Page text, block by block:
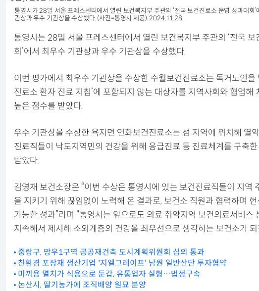
통영시가 28일 서울 프레스센터에서 열린 보건복지부 주관의 ‘전국 보건진료소 운영 성과대회’
관상과 우수 기관상을 수상했다. (사진=통영시 제공). 2024.11.28.
통영시는 28일 서울 프레스센터에서 열린 보건복지부 주관의 ‘전국 보
회’에서 최우수 기관상과 우수 기관상을 수상했다.
이번 평가에서 최우수 기관상을 수상한 수월보건진료소는 독거노인을
진료소 환자 진료 지침’에 포함되지 않는 대상자를 지역사회와 협업해
높은 점수를 받았다.
우수 기관상을 수상한 욕지면 연화보건진료소는 섬 지역에 위치해 열
진료직들이 낙도지역민의 건강을 위해 응급진료 등 진료체계를 구축
받았다.
김영재 보건소장은 “이번 수상은 통영시에 있는 보건진료직들이 지역
을 지키기 위해 끊임없이 노력해 온 결과로, 보건소 직원과 협력하며
가능한 성과”라며 “통영시는 앞으로도 의료 취약지역 보건의료서비스
지속해서 제시해 소외계층의 건강을 최우선으로 생각하는 보건소가 되
중랑구, 망우1구역 공공재건축 도시계획위원회 심의 통과
친환경 포장재 생산기업 '지엘그레이프' 남원 일반산단 투자협약
미끼용 멸치가 식용으로 둔갑, 유통업자 실형…법정구속
논산시, 딸기농가에 조직배양 원묘 분양